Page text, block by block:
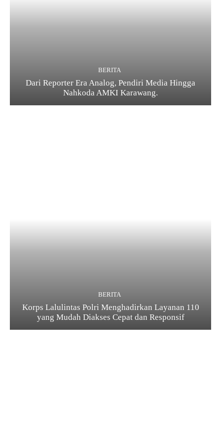
BERITA
Dari Reporter Era Analog, Pendiri Media Hingga
Nahkoda AMKI Karawang.
BERITA
Korps Lalulintas Polri Menghadirkan Layanan 110
yang Mudah Diakses Cepat dan Responsif